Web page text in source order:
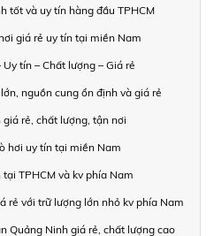
tốt và uy tín hàng đầu TPHCM
giá rẻ uy tín tại miền Nam
tín – Chất lượng – Giá rẻ
nguồn cung ổn định và giá rẻ
rẻ, chất lượng, tận nơi
hơi uy tín tại miền Nam
TPHCM và kv phía Nam
rẻ với trữ lượng lớn nhỏ kv phía Nam
Quảng Ninh giá rẻ, chất lượng cao